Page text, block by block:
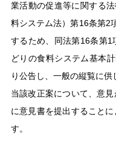
業活動の促進等に関する
料システム法）第16条第2
するため、同法第16条第
どりの食料システム基本
り公告し、一般の縦覧に供
当該改正案について、意
に意見書を提出すること
す。